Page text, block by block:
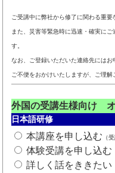
ご受講中に弊社から修了に関わる重要
また、災害等緊急時に迅速・確実に
す。
なお、ご登録いただいた連絡先にはお
ご不便をおかけいたしますが、ご理
外国の受講生様向け
日本語研修
本講座を申し込む （
体験受講を申し込む
詳しく話をききたい